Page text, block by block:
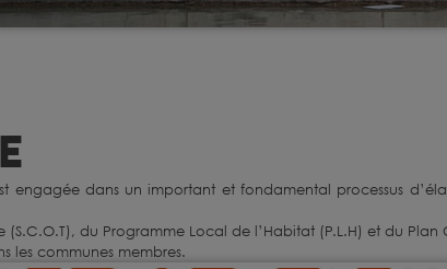
engagée dans un important et fondamental processus
du Programme Local de l’Habitat (P.L.H) et du Plan
les communes membres.